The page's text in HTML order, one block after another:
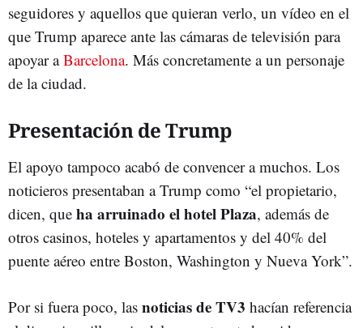
seguidores y aquellos que quieran verlo, un vídeo en el
que Trump aparece ante las cámaras de televisión para
apoyar aBarcelona. Más concretamente a un personaje
de la ciudad.
Presentación de Trump
El apoyo tampoco acabó de convencer a muchos. Los
noticieros presentaban a Trump como “el propietario,
dicen, que ha arruinado el hotel Plaza, además de
otros casinos, hoteles y apartamentos y del 40% del
puente aéreo entre Boston, Washington y Nueva York”.
Por si fuera poco, las noticias de TV3 hacían referencia